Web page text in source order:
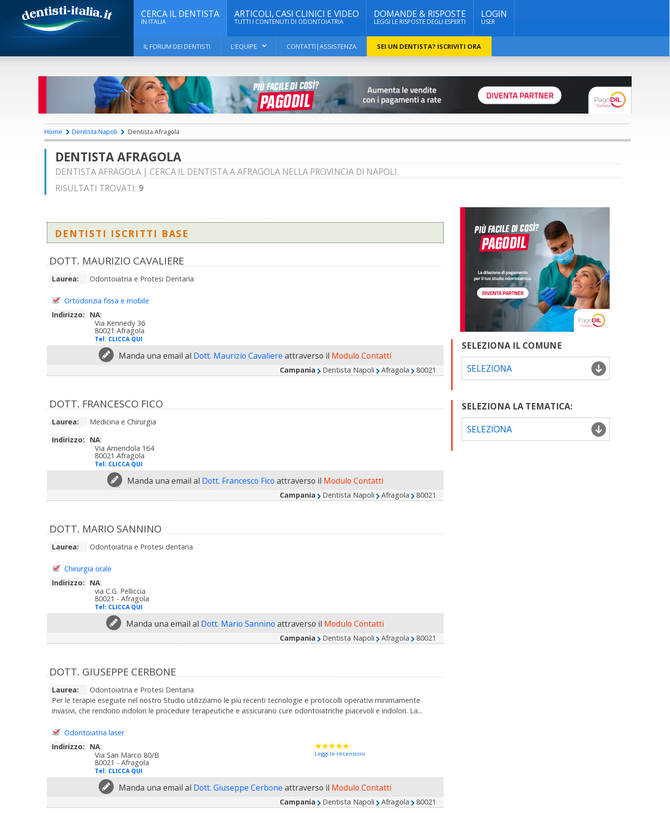
CERCA IL DENTISTA
IN ITALIA
ARTICOLI, CASI CLINICI E VIDEO
TUTTI I CONTENUTI DI ODONTOIATRIA
DOMANDE & RISPOSTE
LEGGI LE RISPOSTE DEGLI ESPERTI
LOGIN
USER
IL FORUM DEI DENTISTI L'EQUIPE CONTATTI|ASSISTENZA SEI UN DENTISTA? ISCRIVITI ORA
Home Dentista Napoli Dentista Afragola
DENTISTA AFRAGOLA
DENTISTA AFRAGOLA | CERCA IL DENTISTA A AFRAGOLA NELLA PROVINCIA DI NAPOLI.
RISULTATI TROVATI: 9
DENTISTI ISCRITTI BASE
DOTT. MAURIZIO CAVALIERE
Laurea: Odontoiatria e Protesi Dentaria
Ortodonzia fissa e mobile
Indirizzo:
NA:
Via Kennedy 36
80021 Afragola
Tel: CLICCA QUI
Manda una email al Dott. Maurizio Cavaliere attraverso il Modulo Contatti
Campania Dentista Napoli Afragola 80021
DOTT. FRANCESCO FICO
Laurea:
Medicina e Chirurgia
Indirizzo:
NA:
Via Amendola 164
80021 Afragola
Tel: CLICCA QUI
Manda una email al Dott. Francesco Fico attraverso il Modulo Contatti
Campania Dentista Napoli Afragola 80021
DOTT. MARIO SANNINO
Laurea: Odontoiatria e Protesi dentaria
Chirurgia orale
Indirizzo:
NA:
via C.G. Pelliccia
80021 - Afragola
Tel: CLICCA QUI
Manda una email al Dott. Mario Sannino attraverso il Modulo Contatti
Campania Dentista Napoli Afragola 80021
DOTT. GIUSEPPE CERBONE
Laurea:
Odontoiatria e Protesi Dentaria
Per le terapie eseguite nel nostro Studio utilizziamo le più recenti tecnologie e protocolli operativi minimamente
invasivi, che rendono indolori le procedure terapeutiche e assicurano cure odontoiatriche piacevoli e indolori. La...
Odontoiatria laser
Indirizzo:
NA:
Via San Marco 80/B
80021 - Afragola
Tel: CLICCA QUI
Leggi le recensioni
Manda una email al Dott. Giuseppe Cerbone attraverso il Modulo Contatti
Campania Dentista Napoli Afragola 80021
SELEZIONA IL COMUNE
SELEZIONA
SELEZIONA LA TEMATICA:
SELEZIONA